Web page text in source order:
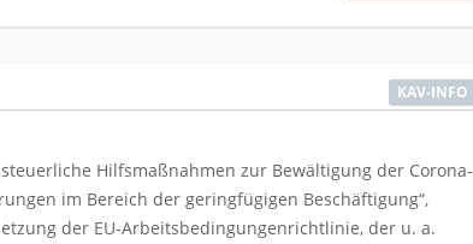
KAV-INFO
Hilfsmaßnahmen zur Bewältigung der Corona-
im Bereich der geringfügigen Beschäftigung“,
der EU-Arbeitsbedingungenrichtlinie, der u. a.